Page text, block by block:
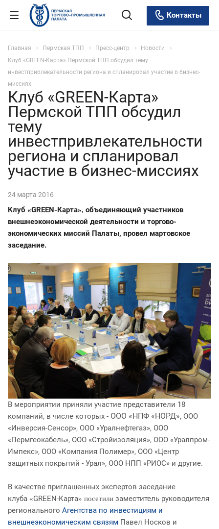
Контакты
Главная Пермская ТПП Пресс-центр
Новости
Клуб «GREEN-Карта» Пермской ТПП обсудил тему
инвестпривлекательности региона и спланировал участие в бизнес-
миссиях
Клуб «GREEN-Карта»
Пермской ТПП обсудил
тему
инвестпривлекательности
региона и спланировал
участие в бизнес-миссиях
24 марта 2016
Клуб «GREEN-Карта», объединяющий участников
внешнеэкономической деятельности и торгово-
экономических миссий Палаты, провел мартовское
заседание.
В мероприятии приняли участие представители 18
компаний, в числе которых - ООО «НПФ «НОРД», ООО
«Инверсия-Сенсор», ООО «Уралнефтегаз», ООО
«Пермгеокабель», ООО «Стройизоляция», ООО «Уралпром-
Импекс», ООО «Компания Полимер», ООО «Центр
защитных покрытий - Урал», ООО НПП «РИОС» и другие.
В качестве приглашенных экспертов заседание
клуба «GREEN-Карта» посетили заместитель руководителя
регионального Агентства по инвестициям и
внешнеэкономическим связям Павел Носков и